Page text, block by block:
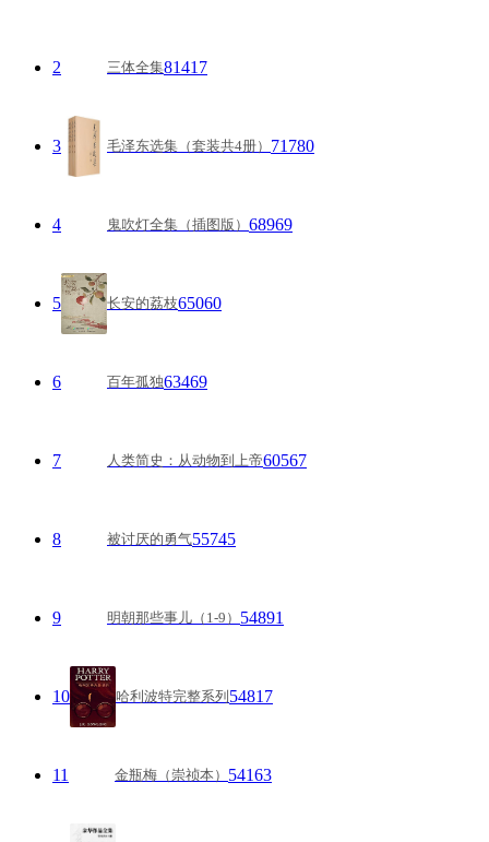
2 三体全集81417
3 毛泽东选集（套装共4册） 71780
4 鬼吹灯全集（插图版） 68969
5 长安的荔枝65060
6 百年孤独63469
7 人类简史：从动物到上帝60567
8 被讨厌的勇气55745
9 明朝那些事儿（1-9） 54891
10 哈利波特完整系列 54817
11 金瓶梅（崇祯本） 54163